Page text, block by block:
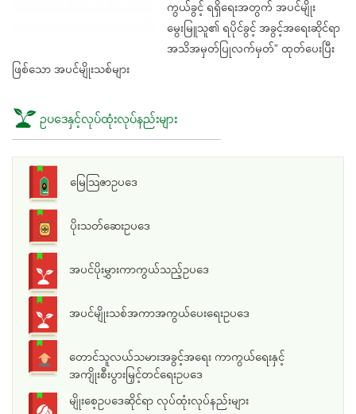
ကွယ်ခွင့် ရရှိရေးအတွက် အပင်မျိုး
မွေးမြူသူ၏ ရပိုင်ခွင့် အခွင့်အရေးဆိုင်ရာ
အသိအမှတ်ပြုလက်မှတ်” ထုတ်ပေးပြီး
ဖြစ်သော အပင်မျိုးသစ်များ
ဥပဒေနှင့်လုပ်ထုံးလုပ်နည်းများ
မြေသြဇာဥပဒေ
ပိုးသတ်ဆေးဥပဒေ
အပင်ပိုးမွှားကာကွယ်သည့်ဥပဒေ
အပင်မျိုးသစ်အကာအကွယ်ပေးရေးဥပဒေ
တောင်သူလယ်သမားအခွင့်အရေး ကာကွယ်ရေးနှင့်
အကျိုးစီးပွားမြှင့်တင်ရေးဥပဒေ
မျိုးစေ့ဥပဒေဆိုင်ရာ လုပ်ထုံးလုပ်နည်းများ